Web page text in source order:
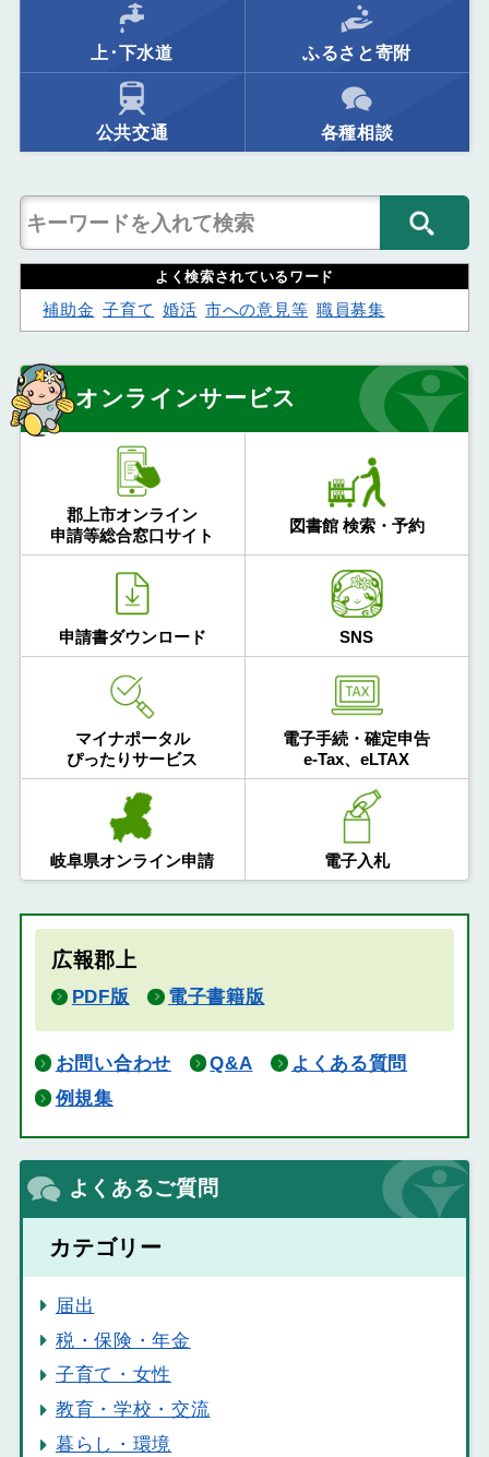
上･下水道 ふるさと寄附
公共交通 各種相談
よく検索されているワード
補助金 子育て 婚活 市への意見等 職員募集
オンラインサービス
郡上市オンライン
申請等総合窓口サイト
図書館 検索・予約
申請書ダウンロード SNS
マイナポータル
ぴったりサービス
電子手続・確定申告
e-Tax、eLTAX
岐阜県オンライン申請 電子入札
広報郡上
PDF版 電子書籍版
お問い合わせ Q&A
よくある質問
例規集
よくあるご質問
カテゴリー
届出
税・保険・年金
子育て・女性
教育・学校・交流
暮らし・環境